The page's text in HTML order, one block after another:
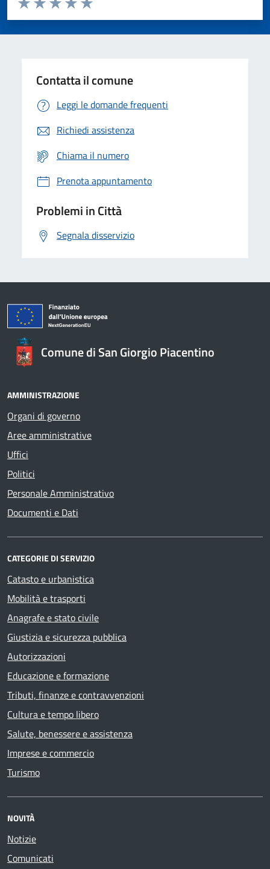
Valuta 5 stelle su 5
Valuta 4 stelle su 5
Valuta 3 stelle su 5
Valuta 2 stelle su 5
Valuta 1 stelle su 5
Contatta il comune
Leggi le domande frequenti
Richiedi assistenza
Chiama il numero
Prenota appuntamento
Problemi in Città
Segnala disservizio
Comune di San Giorgio Piacentino
AMMINISTRAZIONE
Organi di governo
Aree amministrative
Uffici
Politici
Personale Amministrativo
Documenti e Dati
CATEGORIE DI SERVIZIO
Catasto e urbanistica
Mobilità e trasporti
Anagrafe e stato civile
Giustizia e sicurezza pubblica
Autorizzazioni
Educazione e formazione
Tributi, finanze e contravvenzioni
Cultura e tempo libero
Salute, benessere e assistenza
Imprese e commercio
Turismo
NOVITÀ
Notizie
Comunicati